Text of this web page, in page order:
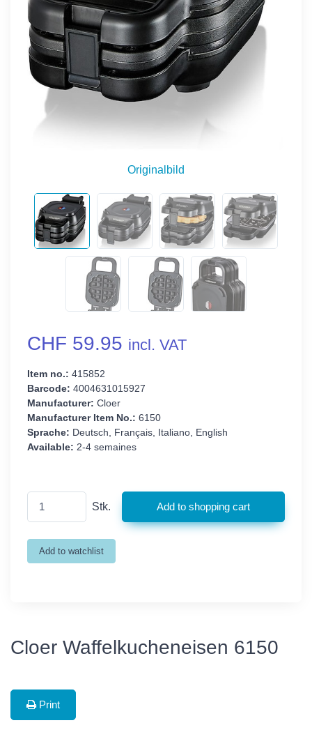
Originalbild
CHF 59.95 incl. VAT
Item no.: 415852
Barcode: 4004631015927
Manufacturer: Cloer
Manufacturer Item No.: 6150
Sprache: Deutsch, Français, Italiano, English
Available: 2-4 semaines
Stk.
Cloer Waffelkucheneisen 6150
Print